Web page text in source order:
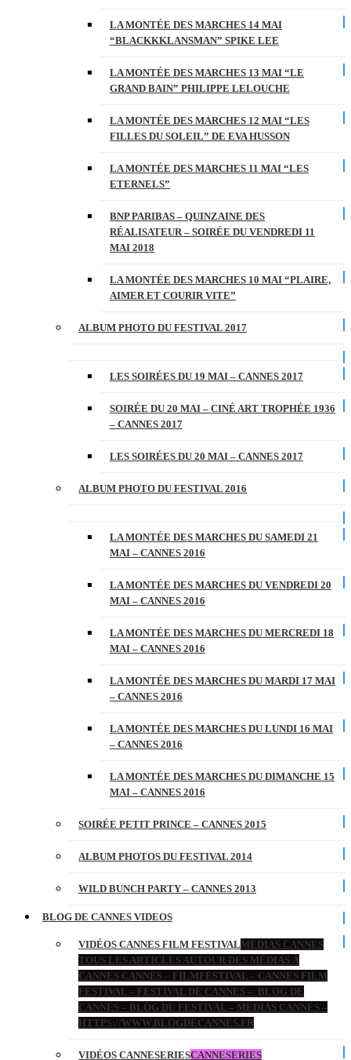
LA MONTÉE DES MARCHES 14 MAI
“BLACKKKLANSMAN” SPIKE LEE
LA MONTÉE DES MARCHES 13 MAI “LE
GRAND BAIN” PHILIPPE LELOUCHE
LA MONTÉE DES MARCHES 12 MAI “LES
FILLES DU SOLEIL” DE EVA HUSSON
LA MONTÉE DES MARCHES 11 MAI “LES
ETERNELS”
BNP PARIBAS – QUINZAINE DES
RÉALISATEUR – SOIRÉE DU VENDREDI 11
MAI 2018
LA MONTÉE DES MARCHES 10 MAI “PLAIRE,
AIMER ET COURIR VITE”
ALBUM PHOTO DU FESTIVAL 2017
LES SOIRÉES DU 19 MAI – CANNES 2017
SOIRÉE DU 20 MAI – CINÉ ART TROPHÉE 1936
– CANNES 2017
LES SOIRÉES DU 20 MAI – CANNES 2017
ALBUM PHOTO DU FESTIVAL 2016
LA MONTÉE DES MARCHES DU SAMEDI 21
MAI – CANNES 2016
LA MONTÉE DES MARCHES DU VENDREDI 20
MAI – CANNES 2016
LA MONTÉE DES MARCHES DU MERCREDI 18
MAI – CANNES 2016
LA MONTÉE DES MARCHES DU MARDI 17 MAI
– CANNES 2016
LA MONTÉE DES MARCHES DU LUNDI 16 MAI
– CANNES 2016
LA MONTÉE DES MARCHES DU DIMANCHE 15
MAI – CANNES 2016
SOIRÉE PETIT PRINCE – CANNES 2015
ALBUM PHOTOS DU FESTIVAL 2014
WILD BUNCH PARTY – CANNES 2013
BLOG DE CANNES VIDEOS
VIDÉOS CANNES FILM FESTIVALMÉDIAS CANNES
TOUS LES ARTICLES AUTOUR DES MÉDIAS À
CANNES CANNES – FILMFESTIVAL – CANNES FILM
FESTIVAL – FESTIVAL DE CANNES – BLOG DE
CANNES – BLOG DU FESTIVAL – MEDIAS CANNES –
HTTPS://WWW.BLOGDECANNES.FR
VIDÉOS CANNESERIESCANNESERIES